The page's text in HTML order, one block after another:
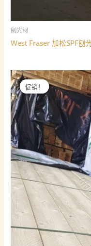
刨光材
West Fraser 加松SPF刨
促销！
促销！